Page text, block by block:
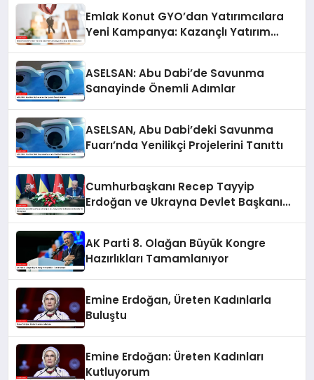
Emlak Konut GYO’dan Yatırımcılara
Yeni Kampanya: Kazançlı Yatırım
ASELSAN: Abu Dabi’de Savunma
Sanayinde Önemli Adımlar
ASELSAN, Abu Dabi’deki Savunma
Fuarı’nda Yenilikçi Projelerini Tanıttı
Cumhurbaşkanı Recep Tayyip
Erdoğan ve Ukrayna Devlet Başkanı
AK Parti 8. Olağan Büyük Kongre
Hazırlıkları Tamamlanıyor
Emine Erdoğan, Üreten Kadınlarla
Buluştu
Emine Erdoğan: Üreten Kadınları
Kutluyorum